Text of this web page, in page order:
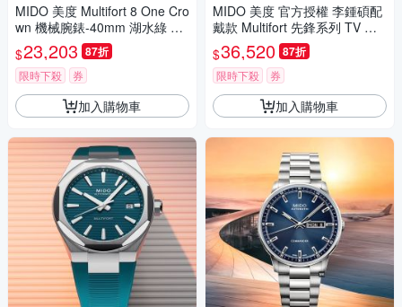
MIDO 美度 Multifort 8 One Cro
wn 機械腕錶-40mm 湖水綠 M0
555071709100
$23,203 87折
限時下殺 券
加入購物車
MIDO 美度 官方授權 李鍾碩配
戴款 Multifort 先鋒系列 TV 大
日期窗機械錶 寵爸時刻 送禮推
薦-玫瑰金x藍 M049526330410
0
$36,520 87折
限時下殺 券
加入購物車